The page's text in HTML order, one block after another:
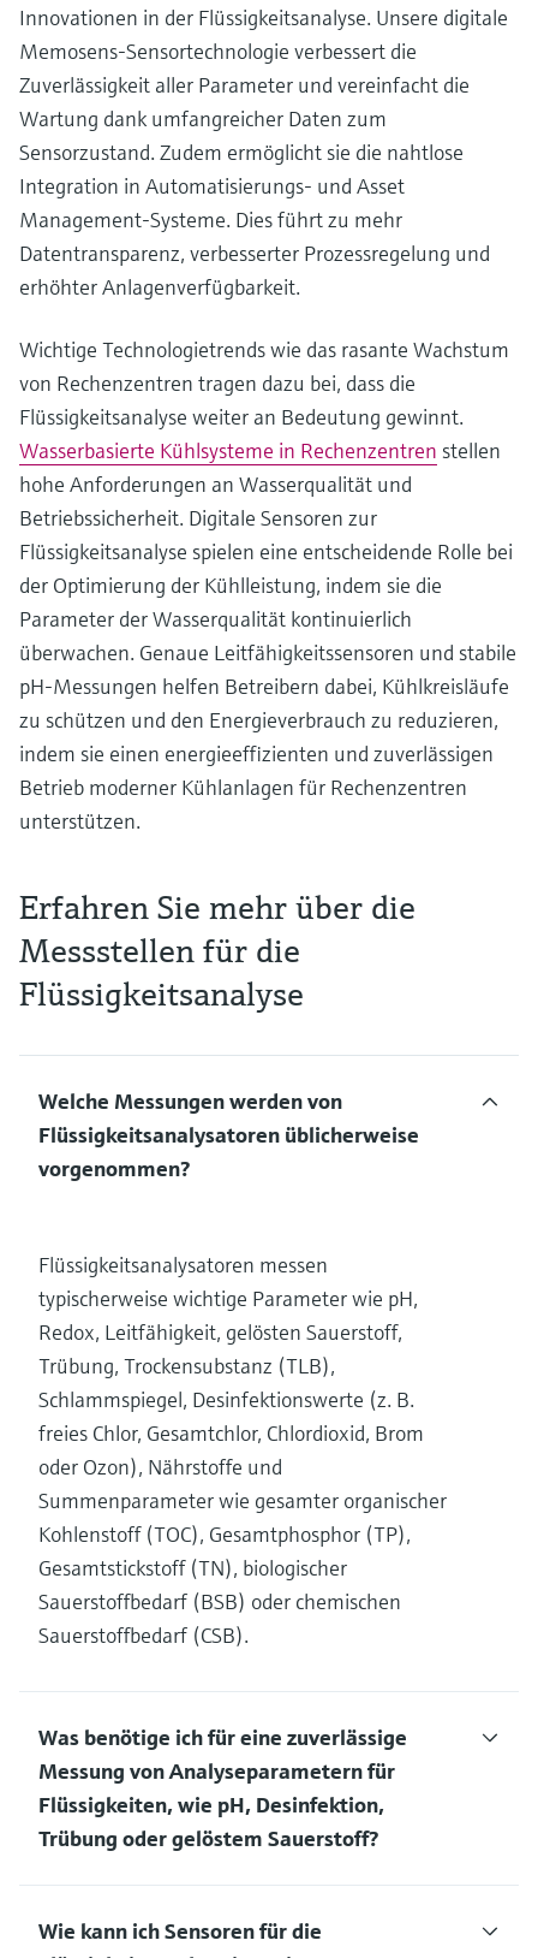
Innovationen in der Flüssigkeitsanalyse. Unsere digitale
Memosens-Sensortechnologie verbessert die
Zuverlässigkeit aller Parameter und vereinfacht die
Wartung dank umfangreicher Daten zum
Sensorzustand. Zudem ermöglicht sie die nahtlose
Integration in Automatisierungs- und Asset
Management-Systeme. Dies führt zu mehr
Datentransparenz, verbesserter Prozessregelung und
erhöhter Anlagenverfügbarkeit.
Wichtige Technologietrends wie das rasante Wachstum
von Rechenzentren tragen dazu bei, dass die
Flüssigkeitsanalyse weiter an Bedeutung gewinnt.
Wasserbasierte Kühlsysteme in Rechenzentren stellen
hohe Anforderungen an Wasserqualität und
Betriebssicherheit. Digitale Sensoren zur
Flüssigkeitsanalyse spielen eine entscheidende Rolle bei
der Optimierung der Kühlleistung, indem sie die
Parameter der Wasserqualität kontinuierlich
überwachen. Genaue Leitfähigkeitssensoren und stabile
pH-Messungen helfen Betreibern dabei, Kühlkreisläufe
zu schützen und den Energieverbrauch zu reduzieren,
indem sie einen energieeffizienten und zuverlässigen
Betrieb moderner Kühlanlagen für Rechenzentren
unterstützen.
Erfahren Sie mehr über die
Messstellen für die
Flüssigkeitsanalyse
Welche Messungen werden von
Flüssigkeitsanalysatoren üblicherweise
vorgenommen?
Flüssigkeitsanalysatoren messen
typischerweise wichtige Parameter wie pH,
Redox, Leitfähigkeit, gelösten Sauerstoff,
Trübung, Trockensubstanz (TLB),
Schlammspiegel, Desinfektionswerte (z. B.
freies Chlor, Gesamtchlor, Chlordioxid, Brom
oder Ozon), Nährstoffe und
Summenparameter wie gesamter organischer
Kohlenstoff (TOC), Gesamtphosphor (TP),
Gesamtstickstoff (TN), biologischer
Sauerstoffbedarf (BSB) oder chemischen
Sauerstoffbedarf (CSB).
Was benötige ich für eine zuverlässige
Messung von Analyseparametern für
Flüssigkeiten, wie pH, Desinfektion,
Trübung oder gelöstem Sauerstoff?
Wie kann ich Sensoren für die